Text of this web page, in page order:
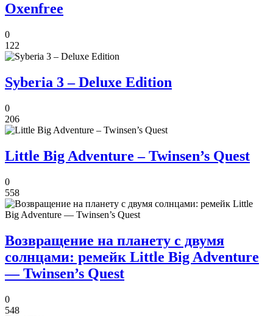
Oxenfree
0
122
Syberia 3 – Deluxe Edition
0
206
Little Big Adventure – Twinsen’s Quest
0
558
Возвращение на планету с двумя
солнцами: ремейк Little Big Adventure
— Twinsen’s Quest
0
548